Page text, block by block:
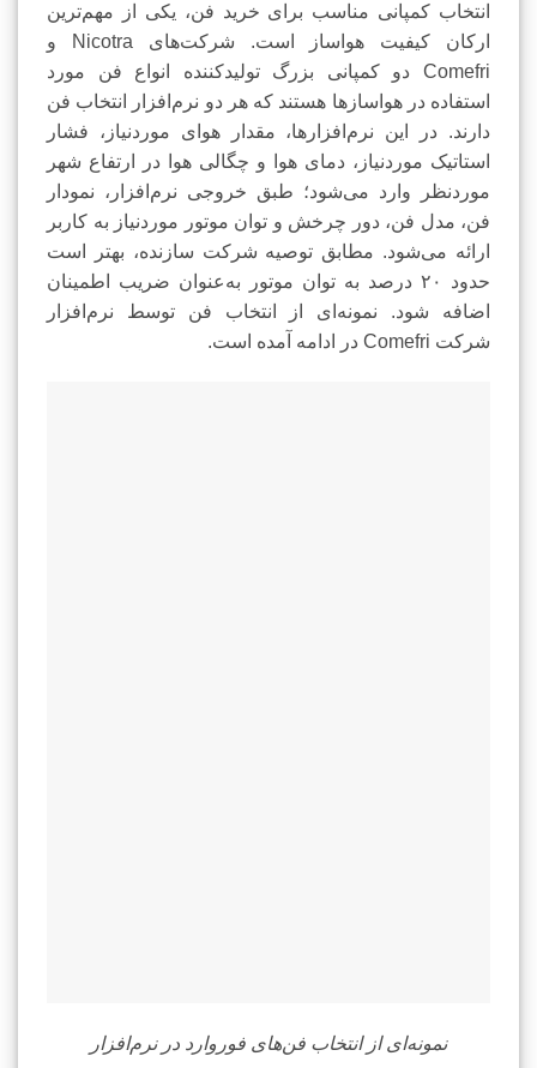
انتخاب کمپانی مناسب برای خرید فن، یکی از مهم‌ترین
ارکان کیفیت هواساز است. شرکت‌های Nicotra و
Comefri دو کمپانی بزرگ تولیدکننده انواع فن مورد
استفاده در هواسازها هستند که هر دو نرم‌افزار انتخاب فن
دارند. در این نرم‌افزارها، مقدار هوای موردنیاز، فشار
استاتیک موردنیاز، دمای هوا و چگالی هوا در ارتفاع شهر
موردنظر وارد می‌شود؛ طبق خروجی نرم‌افزار، نمودار
فن، مدل فن، دور چرخش و توان موتور موردنیاز به کاربر
ارائه می‌شود. مطابق توصیه شرکت سازنده، بهتر است
حدود ۲۰ درصد به توان موتور به‌عنوان ضریب اطمینان
اضافه شود. نمونه‌ای از انتخاب فن توسط نرم‌افزار
شرکت Comefri در ادامه آمده است.
نمونه‌ای از انتخاب فن‌های فوروارد در نرم‌افزار